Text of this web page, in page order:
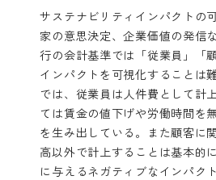
サステナビリティインパクトの
家の意思決定、企業価値の発信
行の会計基準では「従業員」「
インパクトを可視化することは
では、従業員は人件費として計
ては賃金の値下げや労働時間を
を生み出している。また顧客に
高以外で計上することは基本的
に与えるネガティブなインパク